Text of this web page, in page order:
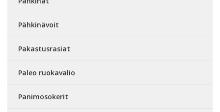
Pähkinävoit
Pakastusrasiat
Paleo ruokavalio
Panimosokerit